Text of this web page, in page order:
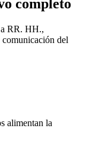
completo
a RR. HH.,
comunicación del
alimentan la